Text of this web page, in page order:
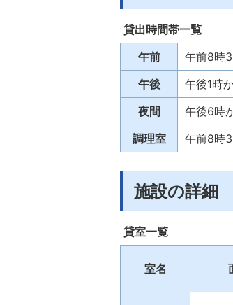
貸出時間帯一覧
午前
午前8時
午後
午後1時
夜間
午後6時
調理室
午前8時
施設の詳細
貸室一覧
室名